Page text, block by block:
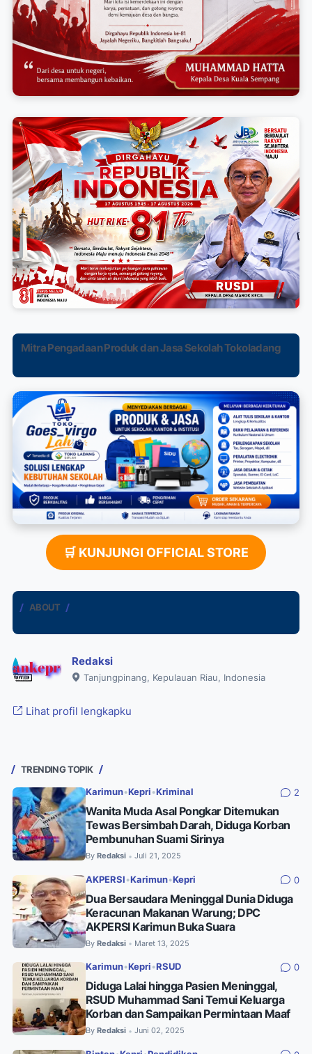
Mitra Pengadaan Produk dan Jasa Sekolah Tokoladang
🛒 KUNJUNGI OFFICIAL STORE
ABOUT
Redaksi
Tanjungpinang, Kepulauan Riau, Indonesia
Lihat profil lengkapku
TRENDING TOPIK
Karimun•Kepri •Kriminal 2
Wanita Muda Asal Pongkar Ditemukan
Tewas Bersimbah Darah, Diduga Korban
Pembunuhan Suami Sirinya
By Redaksi • Juli 21, 2025
AKPERSI •Karimun•Kepri 0
Dua Bersaudara Meninggal Dunia Diduga
Keracunan Makanan Warung; DPC
AKPERSI Karimun Buka Suara
By Redaksi • Maret 13, 2025
Karimun•Kepri •RSUD 0
Diduga Lalai hingga Pasien Meninggal,
RSUD Muhammad Sani Temui Keluarga
Korban dan Sampaikan Permintaan Maaf
By Redaksi • Juni 02, 2025